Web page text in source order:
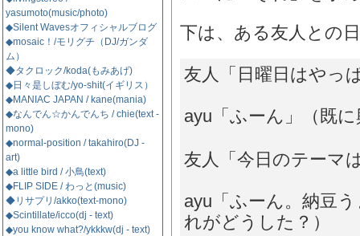
下は、ある友人との
友人「日曜日はやっ
ayu「ふーん」（既
友人「今日のテーマ
ayu「ふーん。納豆
れがどうした？）
yasumoto(music/photo)
◆Silent Wavesオフィシャルブログ
◆mosaic！/モリグチ（DJ/ガンダ
ム）
◆タクロック/koda(もみあげ)
◆日々是しぼむ/yo-shit(イギリス）
◆MANIAC JAPAN / kane(mania)
◆なんでん☆かんでんち / chie(text -
mono)
◆normal-position / takahiro(DJ -
art)
◆a little bird / 小鳥(text)
◆FLIP SIDE / わっと(music)
◆リサプリ/akko(text-mono)
◆Scintillate/icco(dj - text)
◆you know what?/ykkkw(dj - text)